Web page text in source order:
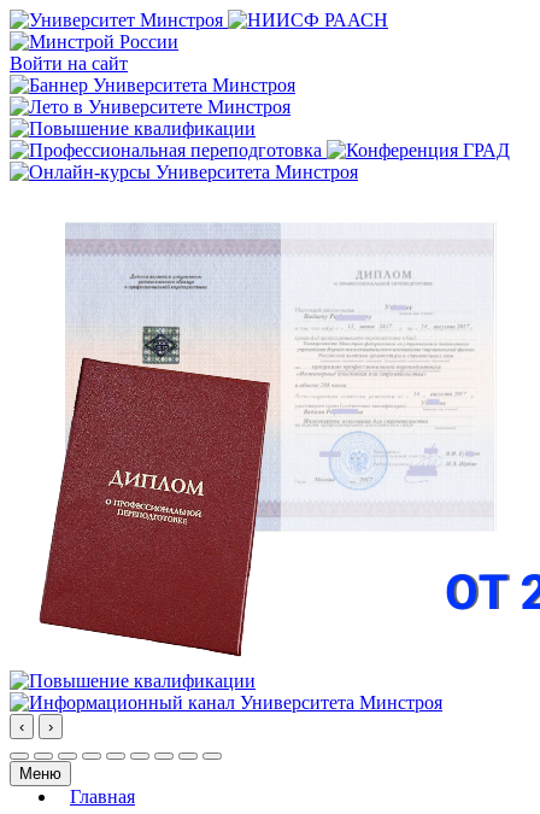
Войти на сайт
‹ ›
Меню
Главная